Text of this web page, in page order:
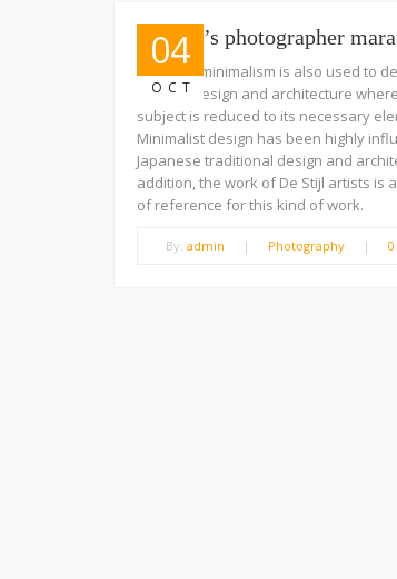
04
OCT
Madrid’s photographer
The term minimalism is also used to
trend in design and architecture
subject is reduced to its necessary
Minimalist design has been highly
Japanese traditional design and
addition, the work of De Stijl artists is
of reference for this kind of work.
By: admin | Photography |